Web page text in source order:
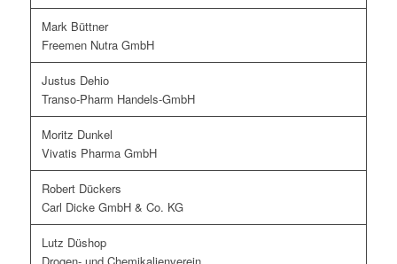
Mark Büttner
Freemen Nutra GmbH
Justus Dehio
Transo-Pharm Handels-GmbH
Moritz Dunkel
Vivatis Pharma GmbH
Robert Dückers
Carl Dicke GmbH & Co. KG
Lutz Düshop